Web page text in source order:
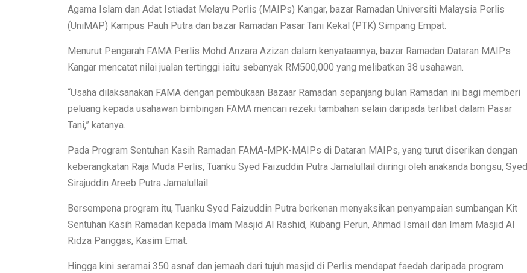
Agama Islam dan Adat Istiadat Melayu Perlis (MAIPs) Kangar, bazar Ramadan Universiti Malaysia Perlis
(UniMAP) Kampus Pauh Putra dan bazar Ramadan Pasar Tani Kekal (PTK) Simpang Empat.
Menurut Pengarah FAMA Perlis Mohd Anzara Azizan dalam kenyataannya, bazar Ramadan Dataran MAIPs
Kangar mencatat nilai jualan tertinggi iaitu sebanyak RM500,000 yang melibatkan 38 usahawan.
“Usaha dilaksanakan FAMA dengan pembukaan Bazaar Ramadan sepanjang bulan Ramadan ini bagi memberi
peluang kepada usahawan bimbingan FAMA mencari rezeki tambahan selain daripada terlibat dalam Pasar
Tani,” katanya.
Pada Program Sentuhan Kasih Ramadan FAMA-MPK-MAIPs di Dataran MAIPs, yang turut diserikan dengan
keberangkatan Raja Muda Perlis, Tuanku Syed Faizuddin Putra Jamalullail diiringi oleh anakanda bongsu, Syed
Sirajuddin Areeb Putra Jamalullail.
Bersempena program itu, Tuanku Syed Faizuddin Putra berkenan menyaksikan penyampaian sumbangan Kit
Sentuhan Kasih Ramadan kepada Imam Masjid Al Rashid, Kubang Perun, Ahmad Ismail dan Imam Masjid Al
Ridza Panggas, Kasim Emat.
Hingga kini seramai 350 asnaf dan jemaah dari tujuh masjid di Perlis mendapat faedah daripada program